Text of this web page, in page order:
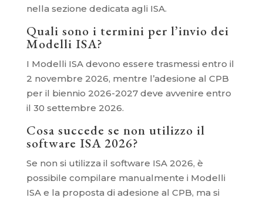
nella sezione dedicata agli ISA.
Quali sono i termini per l’invio dei
Modelli ISA?
I Modelli ISA devono essere trasmessi entro il
2 novembre 2026, mentre l’adesione al CPB
per il biennio 2026-2027 deve avvenire entro
il 30 settembre 2026.
Cosa succede se non utilizzo il
software ISA 2026?
Se non si utilizza il software ISA 2026, è
possibile compilare manualmente i Modelli
ISA e la proposta di adesione al CPB, ma si